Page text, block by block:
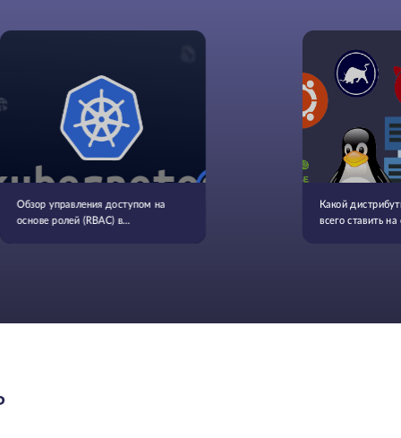
Обзор управления доступом на
основе ролей (RBAC) в
Какой
всего ставить